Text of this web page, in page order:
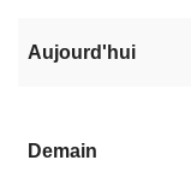
Aujourd'hui
Demain